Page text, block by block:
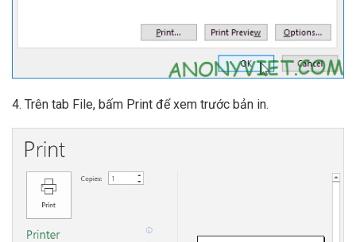
4. Trên tab File, bấm Print để xem trước bản in.